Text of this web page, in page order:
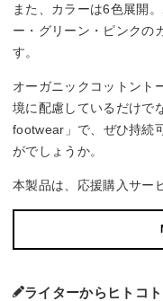
また、カラーは6色展開
ー・グリーン・ピンクの
す。
オーガニックコットント
境に配慮しているだけで
footwear」で、ぜひ持続
がでしょうか。
本製品は、応援購入サー
ライターからヒトコト